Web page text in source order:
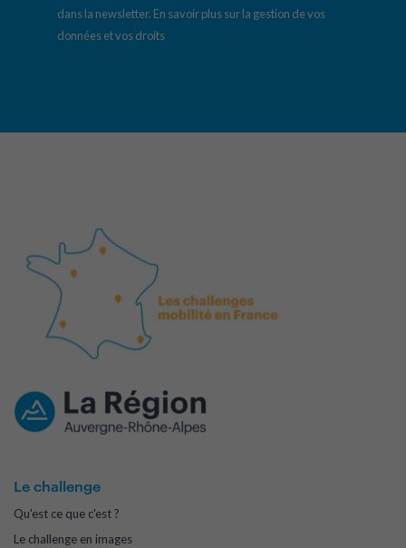
dans la newsletter. En savoir plus sur la gestion de vos
données et vos droits
Le challenge
Qu'est ce que c'est ?
Le challenge en images